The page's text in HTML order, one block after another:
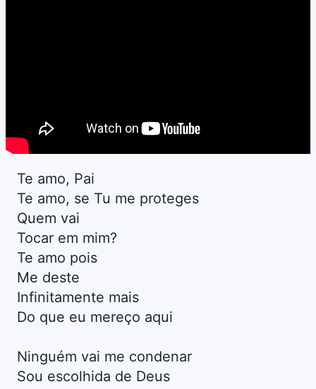
Te amo, Pai
Te amo, se Tu me proteges
Quem vai
Tocar em mim?
Te amo pois
Me deste
Infinitamente mais
Do que eu mereço aqui
Ninguém vai me condenar
Sou escolhida de Deus